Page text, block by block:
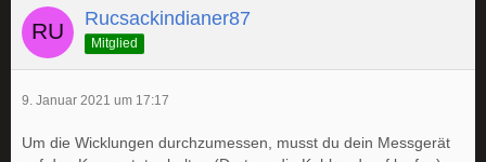
Rucsackindianer87
Mitglied
9. Januar 2021 um 17:17
Um die Wicklungen durchzumessen, musst du dein Messgerät